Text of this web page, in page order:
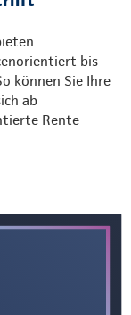
bis
können Sie Ihre
ab
Rente